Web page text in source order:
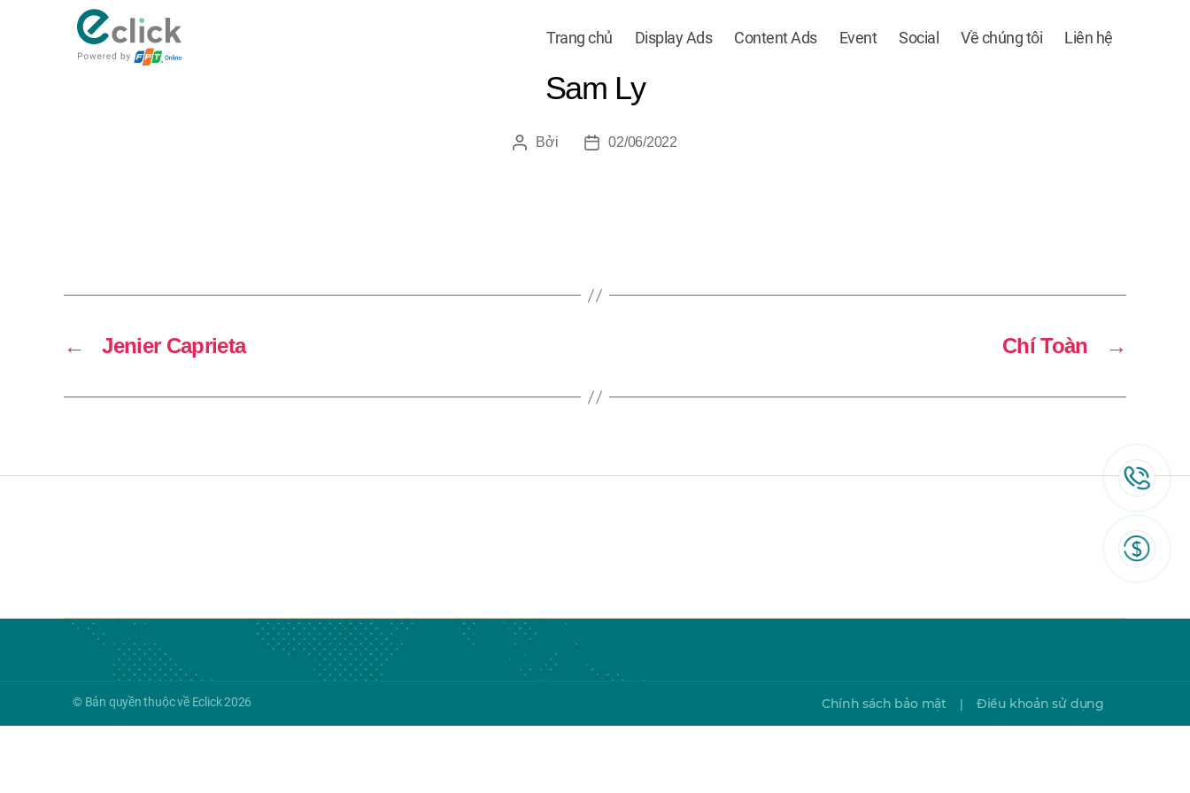
Trang chủ Display Ads Content Ads Event Social Về chúng tôi Liên hệ
Sam Ly
TácBởi
Ngày02/06/2022
← Jenier Caprieta →
Chí Toàn
© Bản quyền thuộc về Eclick 2026 Chính sách bảo mật | Điều khoản sử dụng